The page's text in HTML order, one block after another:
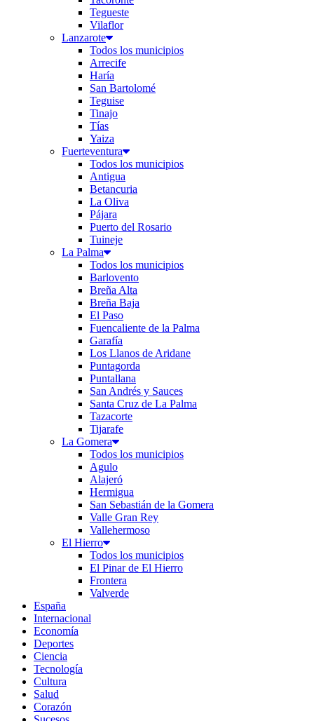
Tegueste
Vilaflor
Lanzarote
Todos los municipios
Arrecife
Haría
San Bartolomé
Teguise
Tinajo
Tías
Yaiza
Fuerteventura
Todos los municipios
Antigua
Betancuria
La Oliva
Pájara
Puerto del Rosario
Tuineje
La Palma
Todos los municipios
Barlovento
Breña Alta
Breña Baja
El Paso
Fuencaliente de la Palma
Garafía
Los Llanos de Aridane
Puntagorda
Puntallana
San Andrés y Sauces
Santa Cruz de La Palma
Tazacorte
Tijarafe
La Gomera
Todos los municipios
Agulo
Alajeró
Hermigua
San Sebastián de la Gomera
Valle Gran Rey
Vallehermoso
El Hierro
Todos los municipios
El Pinar de El Hierro
Frontera
Valverde
España
Internacional
Economía
Deportes
Ciencia
Tecnología
Cultura
Salud
Corazón